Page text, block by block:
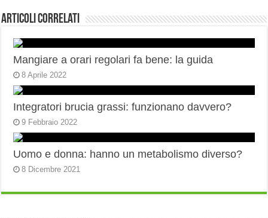
Articoli correlati
Mangiare a orari regolari fa bene: la guida
8 Aprile 2022
Integratori brucia grassi: funzionano davvero?
9 Febbraio 2022
Uomo e donna: hanno un metabolismo diverso?
8 Dicembre 2021